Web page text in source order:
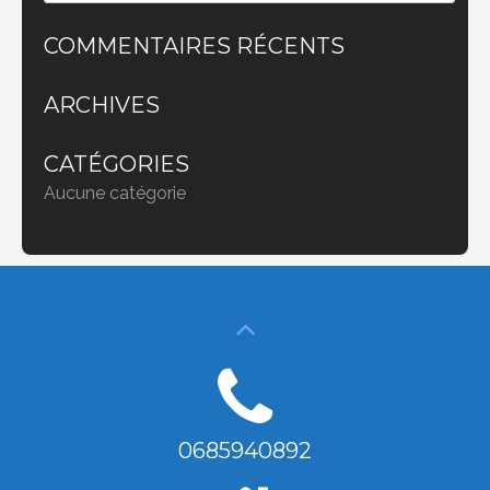
COMMENTAIRES RÉCENTS
ARCHIVES
CATÉGORIES
Aucune catégorie
0685940892